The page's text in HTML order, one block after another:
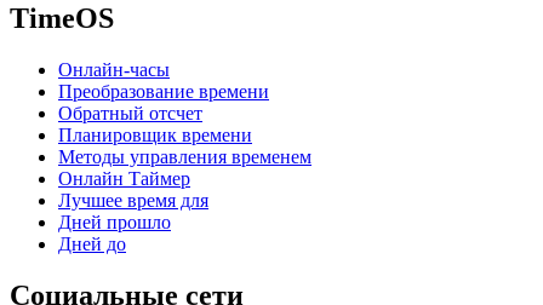
TimeOS
Онлайн-часы
Преобразование времени
Обратный отсчет
Планировщик времени
Методы управления временем
Онлайн Таймер
Лучшее время для
Дней прошло
Дней до
Социальные сети